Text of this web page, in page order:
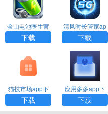
金山电池医生官
方下载安装
下载
清风时长管家ap
p下载
下载
猫技市场app下
载
下载
应用多多app下
载安装
下载